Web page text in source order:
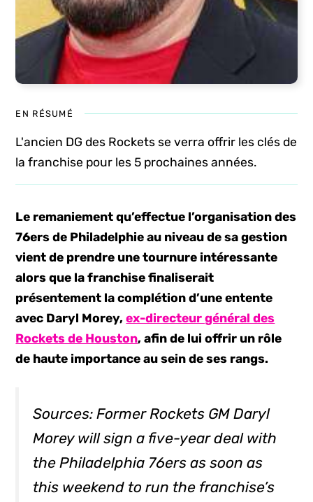
EN RÉSUMÉ
L'ancien DG des Rockets se verra offrir les clés de
la franchise pour les 5 prochaines années.
Le remaniement qu’effectue l’organisation des
76ers de Philadelphie au niveau de sa gestion
vient de prendre une tournure intéressante
alors que la franchise finaliserait
présentement la complétion d’une entente
avec Daryl Morey,ex-directeur général des
Rockets de Houston, afin de lui offrir un rôle
de haute importance au sein de ses rangs.
Sources: Former Rockets GM Daryl
Morey will sign a five-year deal with
the Philadelphia 76ers as soon as
this weekend to run the franchise’s